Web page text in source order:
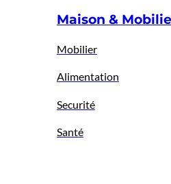
Maison &
Mobilier
Alimentation
Securité
Santé